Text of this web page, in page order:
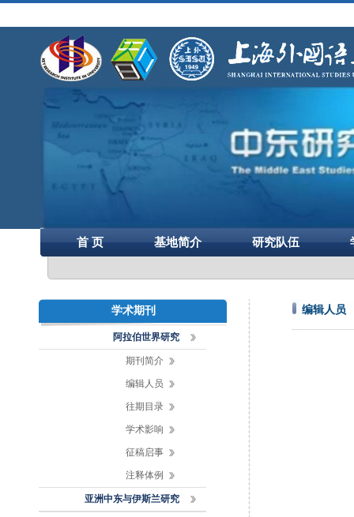
首 页 基地简介 研究队伍
学术期刊
阿拉伯世界研究
期刊简介
编辑人员
往期目录
学术影响
征稿启事
注释体例
亚洲中东与伊斯兰研究
编辑人员